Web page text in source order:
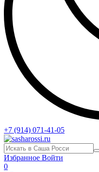
+7 (914) 071-41-05
Избранное Войти
0